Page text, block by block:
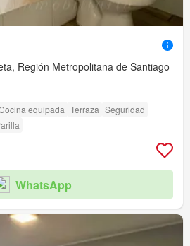
Región Metropolitana de Santiago
equipada Terraza Seguridad
WhatsApp